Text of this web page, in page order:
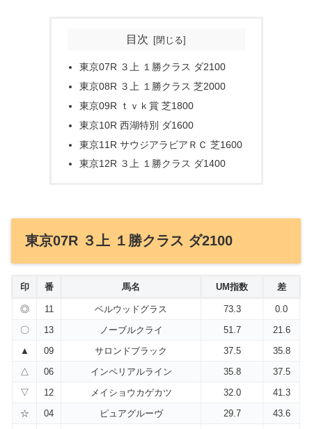
目次
東京07R ３上 １勝クラス ダ2100
東京08R ３上 １勝クラス 芝2000
東京09R ｔｖｋ賞 芝1800
東京10R 西湖特別 ダ1600
東京11R サウジアラビアＲＣ 芝1600
東京12R ３上 １勝クラス ダ1400
東京07R ３上 １勝クラス ダ2100
印 番 馬名 UM指数 差
◎ 11 ベルウッドグラス 73.3
0.0
〇
13 ノーブルクライ 51.7
21.6
▲
09 サロンドブラック 37.5
35.8
△
06 インペリアルライン 35.8
37.5
▽
12 メイショウカゲカツ 32.0
41.3
☆
04 ピュアグルーヴ 29.7
43.6